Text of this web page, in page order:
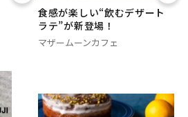
食感が楽しい“飲むデザート
ラテ”が新登場！
マザームーンカフェ